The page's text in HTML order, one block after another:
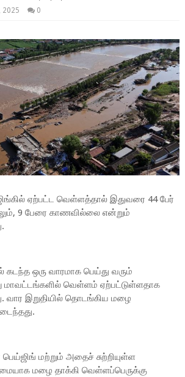
0
ஏற்பட்ட வெள்ளத்தால் இதுவரை 44 பேர்
9 பேரை காணவில்லை என்றும்
ஒரு வாரமாக பெய்து வரும்
வெள்ளம் ஏற்பட்டுள்ளதாக
வார இறுதியில் தொடங்கிய மழை
மற்றும் அதைச் சுற்றியுள்ள
மழை தாக்கி வெள்ளப்பெருக்கு